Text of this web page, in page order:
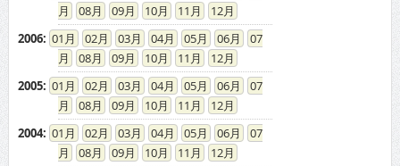
08
09 10 11
12
2006: 01 02 03 04 05 06
07
08
09 10 11
12
2005: 01 02 03 04 05 06
07
08
09 10 11
12
2004: 01 02 03 04 05 06
07
08
09 10 11
12